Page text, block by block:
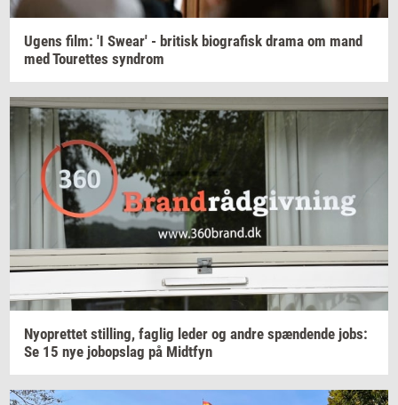
Ugens film: 'I Swear' - bri­tisk bi­o­gra­fisk drama om mand
medTou­ret­tes syn­drom
Ny­op­ret­tet stil­ling, fag­lig leder og andre spæn­den­de jobs:
Se 15 nye jo­bop­slag på Midt­fyn